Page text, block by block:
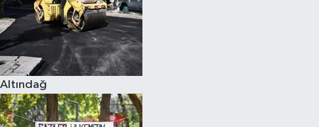
Altındağ